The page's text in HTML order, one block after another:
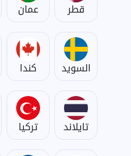
قطر عمان
السويد كندا
تايلاند تركيا